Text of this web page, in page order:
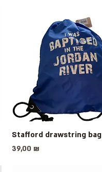
Быстрый просмотр
Stafford drawstring bag
Цена
39,00 ₪